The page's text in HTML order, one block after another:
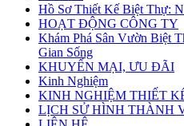
Hồ Sơ Thiết Kế Biệt Thự:
HOẠT ĐỘNG CÔNG TY
Khám Phá Sân Vườn Biệt
Gian Sống
KHUYẾN MẠI, ƯU ĐÃI
Kinh Nghiệm
KINH NGHIỆM THIẾT
LỊCH SỬ HÌNH THÀNH